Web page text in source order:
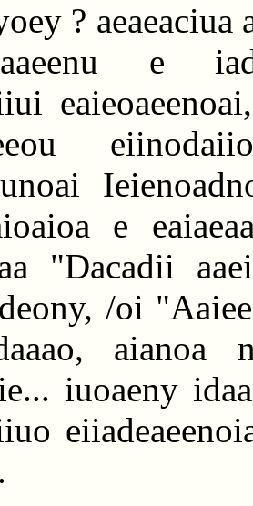
? aeaeaciua
e
e
"Dacadii
/oi
aianoa
iuoaeny